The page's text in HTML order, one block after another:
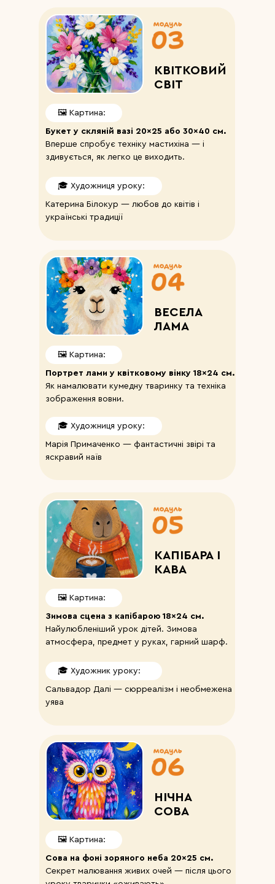
ВЕСЕЛА
ЛАМА
🎓 Художниця уроку:
🖼️ Картина:
Марія Примаченко — фантастичні звірі та
яскравий наїв
Портрет лами у квітковому вінку 18×24 см.
Як намалювати кумедну тваринку та техніка
зображення вовни.
КВІТКОВИЙ
СВІТ
🎓 Художниця уроку:
🖼️ Картина:
Катерина Білокур — любов до квітів і
українські традиції
Букет у скляній вазі 20×25 або 30×40 см.
Вперше спробує техніку мастихіна — і
здивується, як легко це виходить.
НІЧНА
СОВА
🖼️ Картина:
Сова на фоні зоряного неба 20×25 см.
Секрет малювання живих очей — після цього
КАПІБАРА І
КАВА
🎓 Художник уроку:
🖼️ Картина:
Сальвадор Далі — сюрреалізм і необмежена
уява
Зимова сцена з капібарою 18×24 см.
Найулюбленіший урок дітей. Зимова
атмосфера, предмет у руках, гарний шарф.